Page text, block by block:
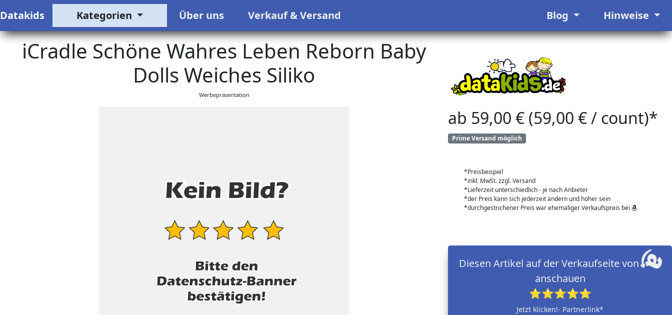
Datakids Kategorien Über uns Verkauf & Versand Blog Hinweise
iCradle Schöne Wahres Leben Reborn Baby
Dolls Weiches Siliko
Werbepräsentation
ab 59,00 € (59,00 € / count)*
Prime Versand möglich
*Preisbeispiel
*inkl. MwSt. zzgl. Versand
*Lieferzeit unterschiedlich - je nach Anbieter
*der Preis kann sich jederzeit ändern und höher sein
*durchgestrichener Preis war ehemaliger Verkaufspreis bei
Diesen Artikel auf der Verkaufseite von
anschauen
⭐⭐⭐⭐⭐
Jetzt klicken!- Partnerlink*